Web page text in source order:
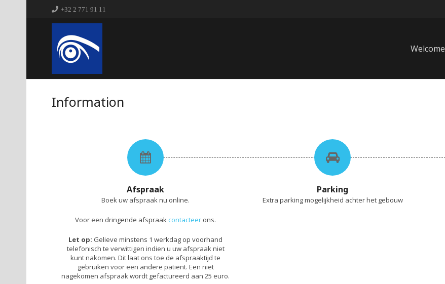
+32 2 771 91 11
Welcome
Information
Afspraak
Boek uw afspraak nu online.
Voor een dringende afspraakcontacteer ons.
Let op: Gelieve minstens 1 werkdag op voorhand
telefonisch te verwittigen indien u uw afspraak niet
kunt nakomen. Dit laat ons toe de afspraaktijd te
gebruiken voor een andere patiënt. Een niet
nagekomen afspraak wordt gefactureerd aan 25 euro.
Parking
Extra parking mogelijkheid achter het gebouw